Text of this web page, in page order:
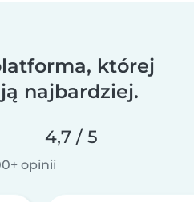
której
najbardziej.
4,7 / 5
opinii